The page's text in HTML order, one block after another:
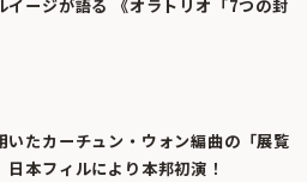
イージが語る 《オラトリオ「7つの封
いたカーチュン・ウォン編曲の「展覧
日本フィルにより本邦初演！